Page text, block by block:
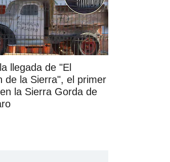
llegada de "El
de la Sierra", el primer
la Sierra Gorda de